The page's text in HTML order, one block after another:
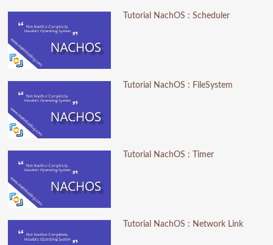
Tutorial NachOS : Scheduler
Tutorial NachOS : FileSystem
Tutorial NachOS : Timer
Tutorial NachOS : Network Link